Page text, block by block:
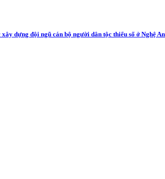
dựng đội ngũ cán bộ người dân tộc thiểu số ở Nghệ